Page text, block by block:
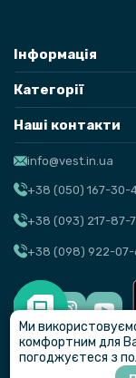
Інформація
Категорії
Наші контакти
info@vest.in.ua
+38 (050) 167-30-
+38 (093) 217-87-
+38 (098) 922-07-
Ми
комфортним для
погоджуєтеся з